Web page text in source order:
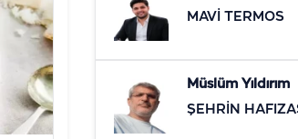
MAVİ TERMOS
Müslüm Yıldırım
ŞEHRİN